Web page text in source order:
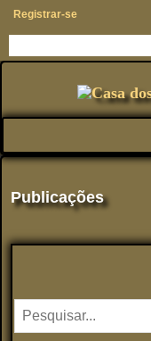
Registrar-se
Publicações